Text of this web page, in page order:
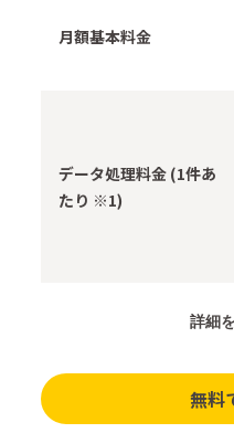
月額基本料金
データ処理料金 (1件あ
たり ※1)
詳細
無料